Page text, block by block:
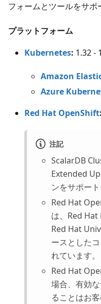
フォームとツールをサポ
プラットフォーム
Kubernetes: 1.32 -
Amazon
Azure
Red Hat OpenShift:
注記
ScalarDB
Extended
ンをサポート
Red Hat
は、Red Hat
Red Hat
ースとした
れています。
Red Hat
場合、有効
ることはお